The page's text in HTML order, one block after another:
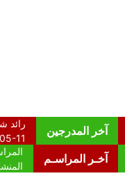
آخر المدرجين
آخـر المراسـم